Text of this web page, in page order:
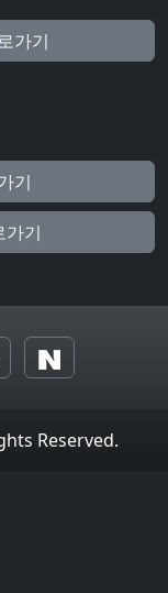
가기
기
가기
Reserved.